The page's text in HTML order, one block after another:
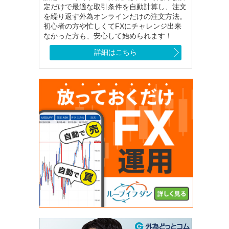
定だけで最適な取引条件を自動計算し、注文
を繰り返す外為オンラインだけの注文方法。
初心者の方や忙しくてFXにチャレンジ出来
なかった方も、安心して始められます！
詳細はこちら